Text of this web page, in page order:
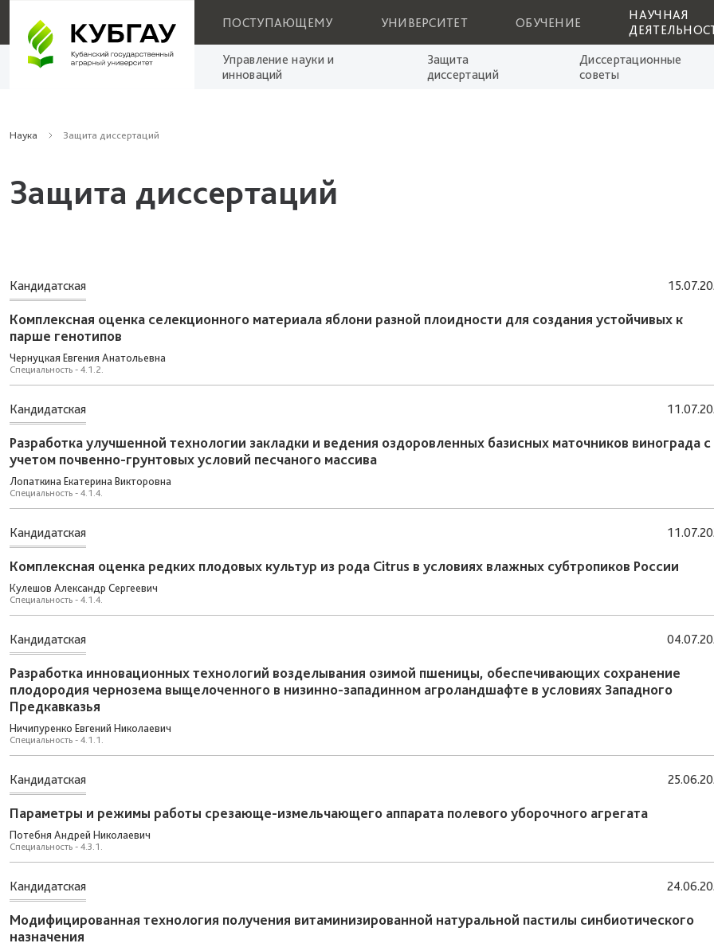
ПОСТУПАЮЩЕМУ УНИВЕРСИТЕТ ОБУЧЕНИЕ
НАУЧНАЯ
Управление науки и
инноваций
Защита
диссертаций
Диссертационные
советы
Наука Защита диссертаций
Защита диссертаций
Кандидатская
Комплексная оценка селекционного материала яблони разной плоидности для создания устойчивых к
парше генотипов
Чернуцкая Евгения Анатольевна
Специальность - 4.1.2.
Кандидатская
Разработка улучшенной технологии закладки и ведения оздоровленных базисных маточников винограда с
учетом почвенно-грунтовых условий песчаного массива
Лопаткина Екатерина Викторовна
Специальность - 4.1.4.
Кандидатская
Комплексная оценка редких плодовых культур из рода Citrus в условиях влажных субтропиков России
Кулешов Александр Сергеевич
Специальность - 4.1.4.
Кандидатская
Разработка инновационных технологий возделывания озимой пшеницы, обеспечивающих сохранение
плодородия чернозема выщелоченного в низинно-западинном агроландшафте в условиях Западного
Предкавказья
Ничипуренко Евгений Николаевич
Специальность - 4.1.1.
Кандидатская
Параметры и режимы работы срезающе-измельчающего аппарата полевого уборочного агрегата
Потебня Андрей Николаевич
Специальность - 4.3.1.
Кандидатская
Модифицированная технология получения витаминизированной натуральной пастилы синбиотического
назначения